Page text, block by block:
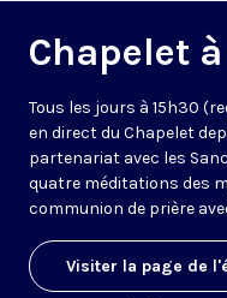
Chapelet
Tous les jours à 15h30
en direct du Chapelet
partenariat avec les
quatre méditations des
communion de prière
Visiter la page de